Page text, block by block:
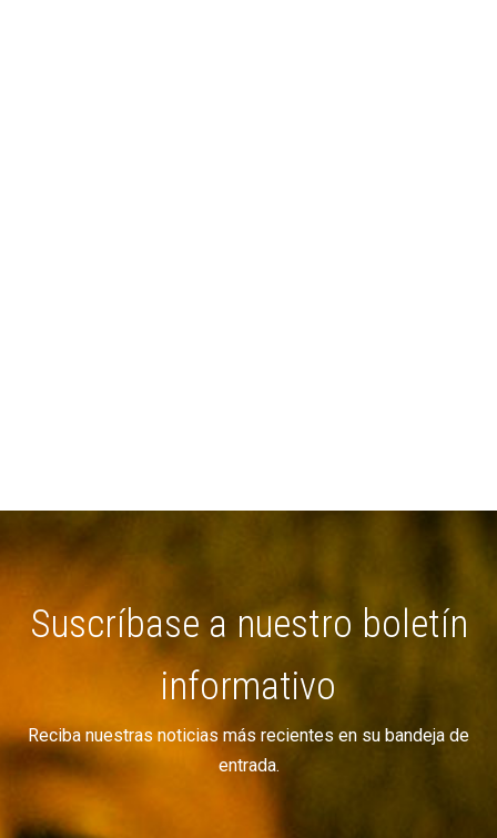
Suscríbase a nuestro boletín
informativo
Reciba nuestras noticias más recientes en su bandeja de
entrada.